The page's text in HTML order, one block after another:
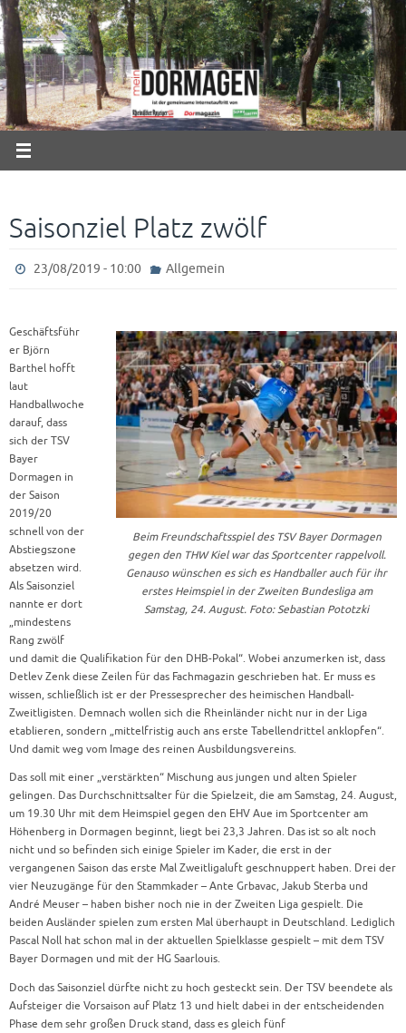
Zum
Inhalt
springen
Saisonziel Platz zwölf
23/08/2019 - 10:00 Allgemein
Beim Freundschaftsspiel des TSV Bayer Dormagen
gegen den THW Kiel war das Sportcenter rappelvoll.
Genauso wünschen es sich es Handballer auch für ihr
erstes Heimspiel in der Zweiten Bundesliga am
Samstag, 24. August. Foto: Sebastian Pototzki
Geschäftsführ
er Björn
Barthel hofft
laut
Handballwoche
darauf, dass
sich der TSV
Bayer
Dormagen in
der Saison
2019/20
schnell von der
Abstiegszone
absetzen wird.
Als Saisonziel
nannte er dort
„mindestens
Rang zwölf
und damit die Qualifikation für den DHB-Pokal“. Wobei anzumerken ist, dass
Detlev Zenk diese Zeilen für das Fachmagazin geschrieben hat. Er muss es
wissen, schließlich ist er der Pressesprecher des heimischen Handball-
Zweitligisten. Demnach wollen sich die Rheinländer nicht nur in der Liga
etablieren, sondern „mittelfristig auch ans erste Tabellendrittel anklopfen“.
Und damit weg vom Image des reinen Ausbildungsvereins.
Das soll mit einer „verstärkten“ Mischung aus jungen und alten Spieler
gelingen. Das Durchschnittsalter für die Spielzeit, die am Samstag, 24. August,
um 19.30 Uhr mit dem Heimspiel gegen den EHV Aue im Sportcenter am
Höhenberg in Dormagen beginnt, liegt bei 23,3 Jahren. Das ist so alt noch
nicht und so befinden sich einige Spieler im Kader, die erst in der
vergangenen Saison das erste Mal Zweitligaluft geschnuppert haben. Drei der
vier Neuzugänge für den Stammkader – Ante Grbavac, Jakub Sterba und
André Meuser – haben bisher noch nie in der Zweiten Liga gespielt. Die
beiden Ausländer spielen zum ersten Mal überhaupt in Deutschland. Lediglich
Pascal Noll hat schon mal in der aktuellen Spielklasse gespielt – mit dem TSV
Bayer Dormagen und mit der HG Saarlouis.
Doch das Saisonziel dürfte nicht zu hoch gesteckt sein. Der TSV beendete als
Aufsteiger die Vorsaison auf Platz 13 und hielt dabei in der entscheidenden
Phase dem sehr großen Druck stand, dass es gleich fünf